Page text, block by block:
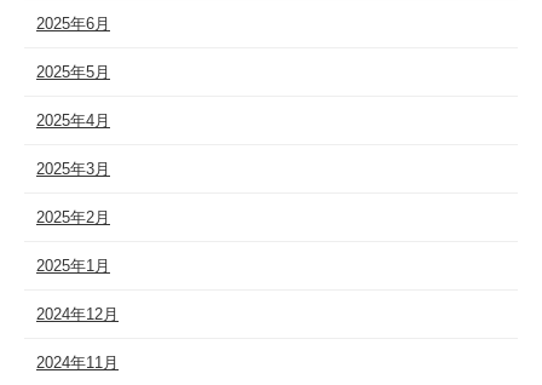
2025年6月
2025年5月
2025年4月
2025年3月
2025年2月
2025年1月
2024年12月
2024年11月